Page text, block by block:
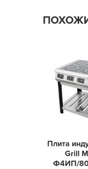
Плита
Grill
Ф4ИП/